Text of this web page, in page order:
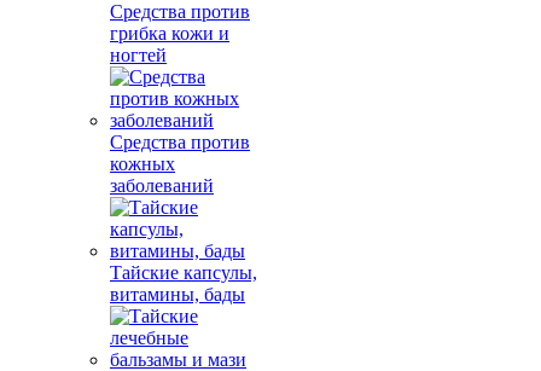
Средства против
грибка кожи и
ногтей
Средства против
кожных
заболеваний
Тайские капсулы,
витамины, бады